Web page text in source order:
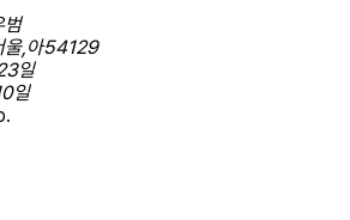
범
울,아54129
일
일